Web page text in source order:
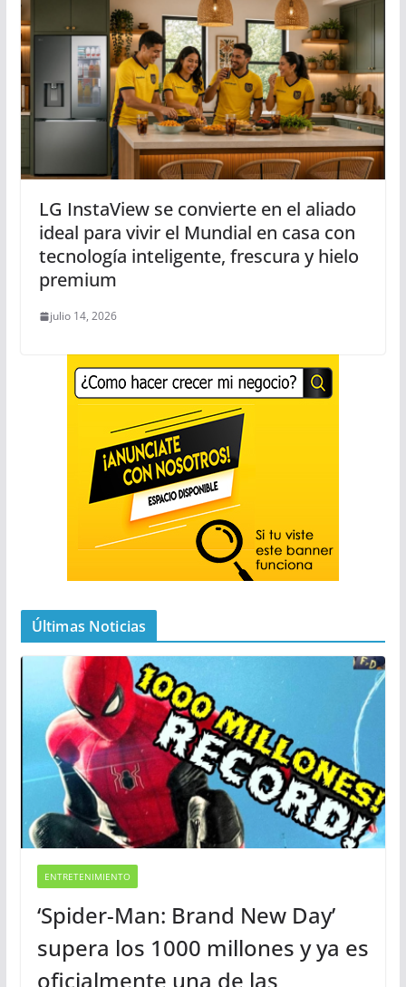
LG InstaView se convierte en el aliado
ideal para vivir el Mundial en casa con
tecnología inteligente, frescura y hielo
premium
julio 14, 2026
Últimas Noticias
ENTRETENIMIENTO
‘Spider-Man: Brand New Day’
supera los 1000 millones y ya es
oficialmente una de las